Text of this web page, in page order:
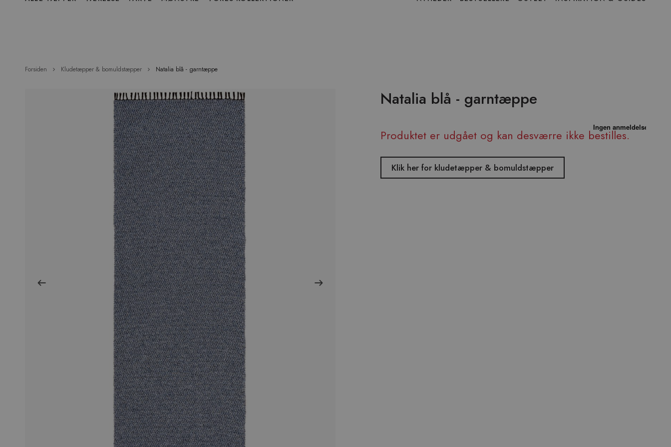
Forsiden Kludetæpper & bomuldstæpper Natalia blå - garntæppe
Natalia blå - garntæppe
Produktet er udgået og kan desværre ikke bestilles.
Klik her for kludetæpper & bomuldstæpper